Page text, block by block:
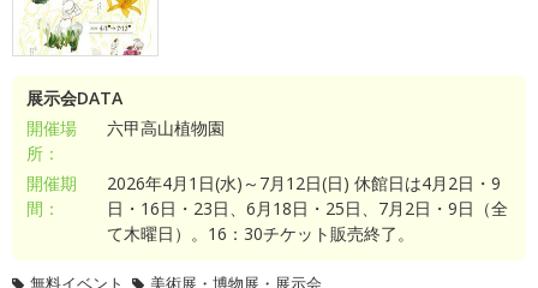
展示会DATA
開催場
所：
六甲高山植物園
開催期
間：
2026年4月1日(水)～7月12日(日) 休館日は4月2日・9
日・16日・23日、6月18日・25日、7月2日・9日（全
て木曜日）。16：30チケット販売終了。
無料イベント 美術展・博物展・展示会